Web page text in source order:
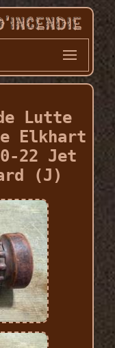
Lutte
Elkhart
22 Jet
(J)